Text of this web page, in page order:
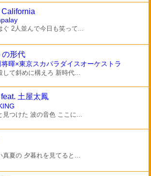
California
ぐ 2人並んで今日も笑って...
の形代
暉×東京スカパラダイスオーケストラ
して斜めに構えろ 新時代...
土屋太鳳
見つけた 波の音色 ここに...
真夏の 夕暮れを見てると...